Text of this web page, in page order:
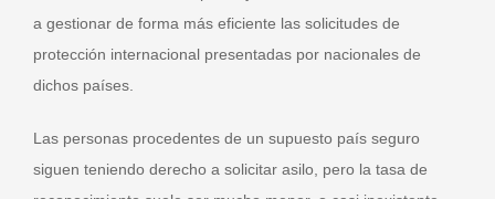
a gestionar de forma más eficiente las solicitudes de
protección internacional presentadas por nacionales de
dichos países.
Las personas procedentes de un supuesto país seguro
siguen teniendo derecho a solicitar asilo, pero la tasa de